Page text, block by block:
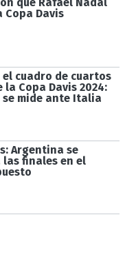
que Rafael Nadal
Copa Davis
el cuadro de cuartos
la Copa Davis 2024:
mide ante Italia
Argentina se
las finales en el